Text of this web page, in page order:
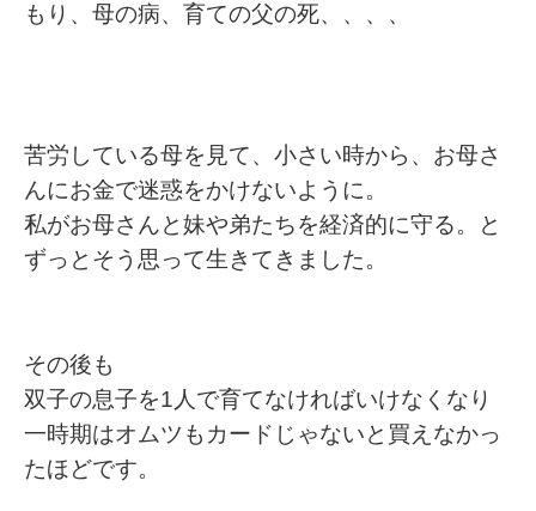
もり、母の病、育ての父の死、、、、
苦労している母を見て、小さい時から、お母さ
んにお金で迷惑をかけないように。
私がお母さんと妹や弟たちを経済的に守る。と
ずっとそう思って生きてきました。
その後も
双子の息子を1人で育てなければいけなくなり
一時期はオムツもカードじゃないと買えなかっ
たほどです。